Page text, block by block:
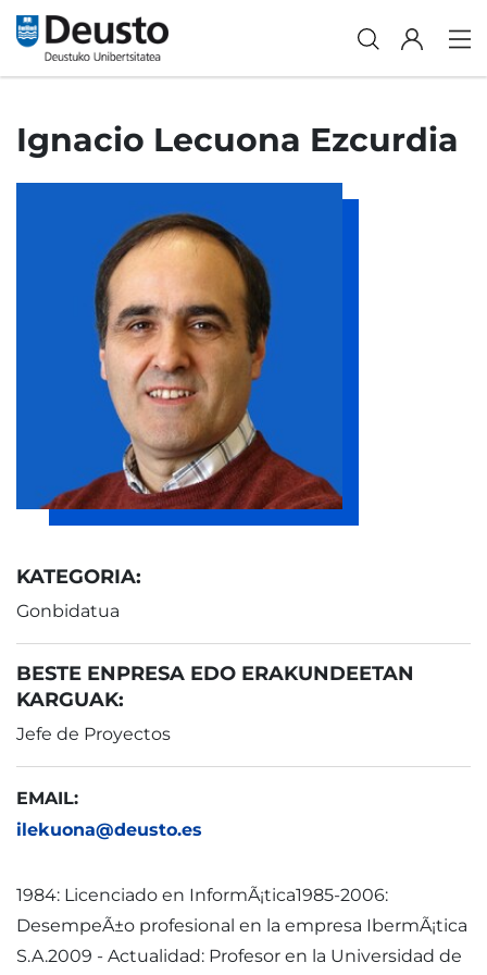
Ignacio Lecuona Ezcurdia
KATEGORIA:
Gonbidatua
BESTE ENPRESA EDO ERAKUNDEETAN
KARGUAK:
Jefe de Proyectos
EMAIL:
ilekuona@deusto.es
1984: Licenciado en InformÃ¡tica1985-2006:
DesempeÃ±o profesional en la empresa IbermÃ¡tica
S.A.2009 - Actualidad: Profesor en la Universidad de